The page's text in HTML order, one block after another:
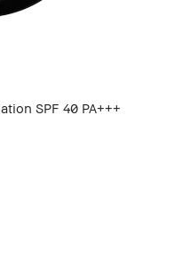
SPF 40 PA+++